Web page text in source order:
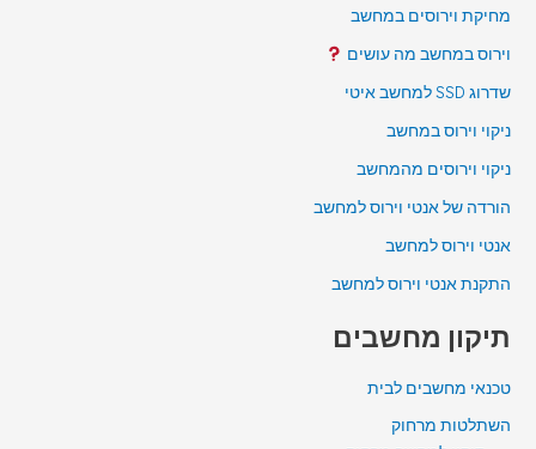
מחיקת וירוסים במחשב
וירוס במחשב מה עושים
שדרוג SSD למחשב איטי
ניקוי וירוס במחשב
ניקוי וירוסים מהמחשב
הורדה של אנטי וירוס למחשב
אנטי וירוס למחשב
התקנת אנטי וירוס למחשב
תיקון מחשבים
טכנאי מחשבים לבית
השתלטות מרחוק